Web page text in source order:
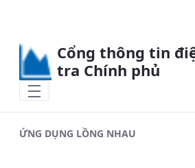
Cổng thông tin
tra Chính phủ
ỨNG DỤNG LỒNG NHAU